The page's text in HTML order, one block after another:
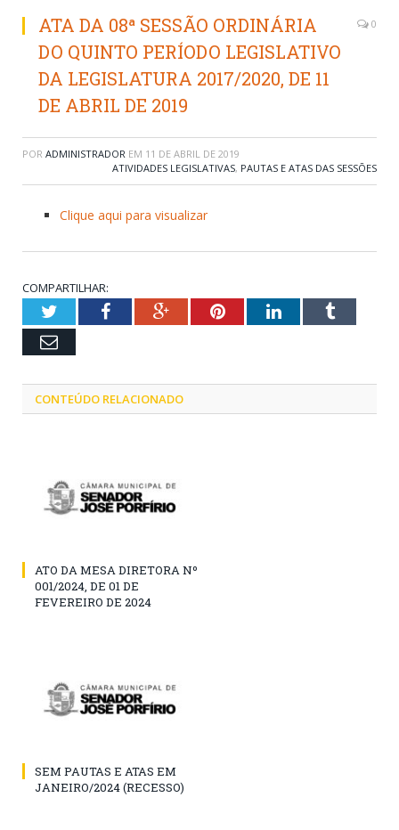
ATA DA 08ª SESSÃO ORDINÁRIA
DO QUINTO PERÍODO LEGISLATIVO
DA LEGISLATURA 2017/2020, DE 11
DE ABRIL DE 2019
0
POR ADMINISTRADOR EM 11 DE ABRIL DE 2019
ATIVIDADES LEGISLATIVAS, PAUTAS E ATAS DAS SESSÕES
Clique aqui para visualizar
COMPARTILHAR:
TwitterFacebookGoogle+PinterestLinkedInTumblr
Email
CONTEÚDO RELACIONADO
ATO DA MESA DIRETORA Nº
001/2024, DE 01 DE
FEVEREIRO DE 2024
SEM PAUTAS E ATAS EM
JANEIRO/2024 (RECESSO)